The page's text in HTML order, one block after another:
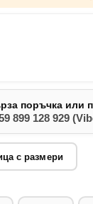
поръчка или
899 128 929
с размери